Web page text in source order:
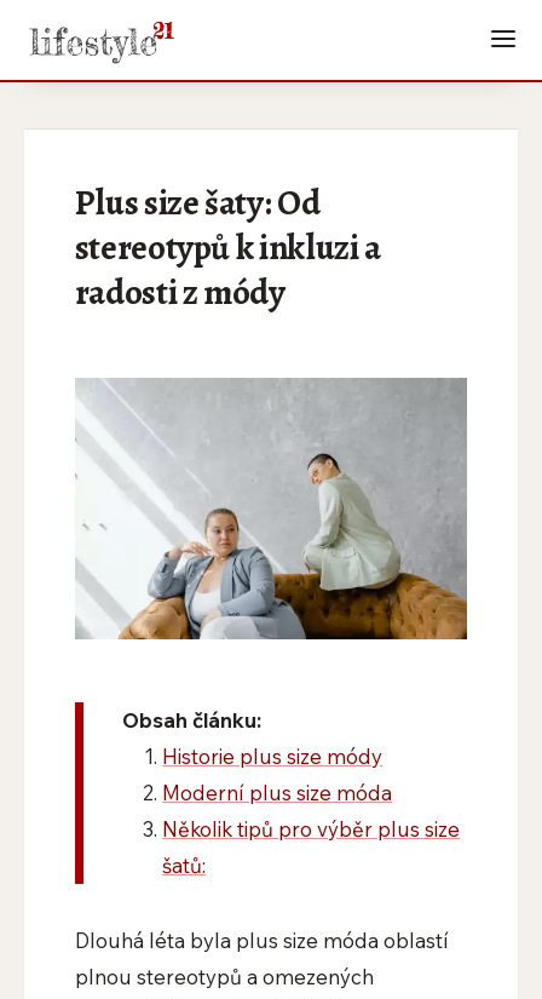
Plus size šaty: Od
stereotypů k inkluzi a
radosti z módy
Obsah článku:
Historie plus size módy
Moderní plus size móda
Několik tipů pro výběr plus size
šatů:
Dlouhá léta byla plus size móda oblastí
plnou stereotypů a omezených